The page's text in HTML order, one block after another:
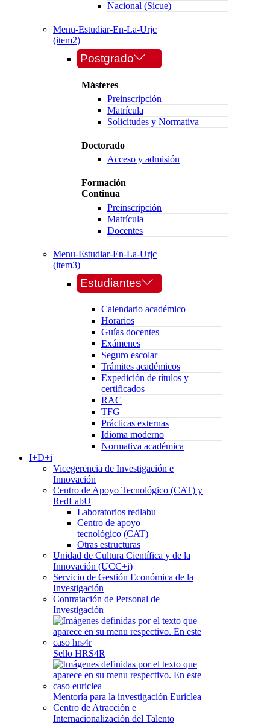
Nacional (Sicue)
Menu-Estudiar-En-La-Urjc
(item2)
Postgrado
Másteres
Preinscripción
Matrícula
Solicitudes y Normativa
Doctorado
Acceso y admisión
Formación
Continua
Preinscripción
Matrícula
Docentes
Menu-Estudiar-En-La-Urjc
(item3)
Estudiantes
Calendario académico
Horarios
Guías docentes
Exámenes
Seguro escolar
Trámites académicos
Expedición de títulos y
certificados
RAC
TFG
Prácticas externas
Idioma moderno
Normativa académica
I+D+i
Vicegerencia de Investigación e
Innovación
Centro de Apoyo Tecnológico (CAT) y
RedLabU
Laboratorios redlabu
Centro de apoyo
tecnológico (CAT)
Otras estructuras
Unidad de Cultura Científica y de la
Innovación (UCC+i)
Servicio de Gestión Económica de la
Investigación
Contratación de Personal de
Investigación
Sello HRS4R
Mentoría para la investigación Euriclea
Centro de Atracción e
Internacionalización del Talento